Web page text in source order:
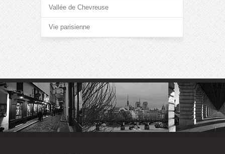
Vallée de Chevreuse
Vie parisienne